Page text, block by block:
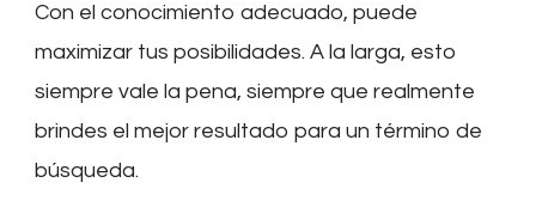
Con el conocimiento adecuado, puede
maximizar tus posibilidades. A la larga, esto
siempre vale la pena, siempre que realmente
brindes el mejor resultado para un término de
búsqueda.